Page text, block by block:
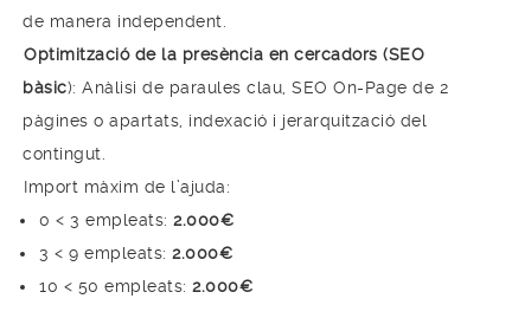
de manera independent.
Optimització de la presència en cercadors (SEO
bàsic): Anàlisi de paraules clau, SEO On-Page de 2
pàgines o apartats, indexació i jerarquització del
contingut.
Import màxim de l’ajuda:
0 < 3 empleats: 2.000€
3 < 9 empleats: 2.000€
10 < 50 empleats: 2.000€